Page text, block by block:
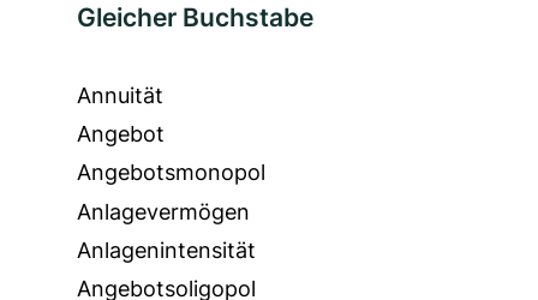
Gleicher Buchstabe
Annuität
Angebot
Angebotsmonopol
Anlagevermögen
Anlagenintensität
Angebotsoligopol